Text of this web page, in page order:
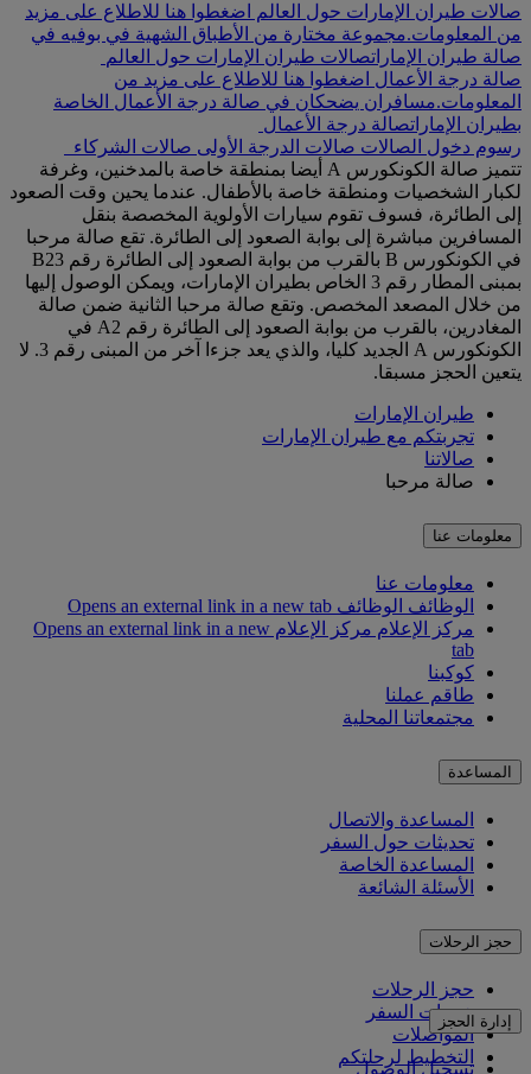
صالات طيران الإمارات حول العالم اضغطوا هنا للاطلاع على مزيد
من المعلومات.مجموعة مختارة من الأطباق الشهية في بوفيه في
صالة طيران الإماراتصالات طيران الإمارات حول العالم
صالة درجة الأعمال اضغطوا هنا للاطلاع على مزيد من
المعلومات.مسافران يضحكان في صالة درجة الأعمال الخاصة
بطيران الإماراتصالة درجة الأعمال
رسوم دخول الصالات صالات الدرجة الأولى صالات الشركاء
تتميز صالة الكونكورس A أيضا بمنطقة خاصة بالمدخنين، وغرفة
لكبار الشخصيات ومنطقة خاصة بالأطفال. عندما يحين وقت الصعود
إلى الطائرة، فسوف تقوم سيارات الأولوية المخصصة بنقل
المسافرين مباشرة إلى بوابة الصعود إلى الطائرة. تقع صالة مرحبا
في الكونكورس B بالقرب من بوابة الصعود إلى الطائرة رقم B23
بمبنى المطار رقم 3 الخاص بطيران الإمارات، ويمكن الوصول إليها
من خلال المصعد المخصص. وتقع صالة مرحبا الثانية ضمن صالة
المغادرين، بالقرب من بوابة الصعود إلى الطائرة رقم A2 في
الكونكورس A الجديد كليا، والذي يعد جزءا آخر من المبنى رقم 3. لا
يتعين الحجز مسبقا.
طيران الإمارات
تجربتكم مع طيران الإمارات
صالاتنا
صالة مرحبا
معلومات عنا
معلومات عنا
الوظائف الوظائف Opens an external link in a new tab
مركز الإعلام
مركز الإعلام Opens an external link in a new
tab
كوكبنا
طاقم عملنا
مجتمعاتنا المحلية
المساعدة
المساعدة والاتصال
تحديثات حول السفر
المساعدة الخاصة
الأسئلة الشائعة
حجز الرحلات
حجز الرحلات
خدمات السفر
المواصلات
التخطيط لرحلتكم
إدارة الحجز
تسجيل الوصول